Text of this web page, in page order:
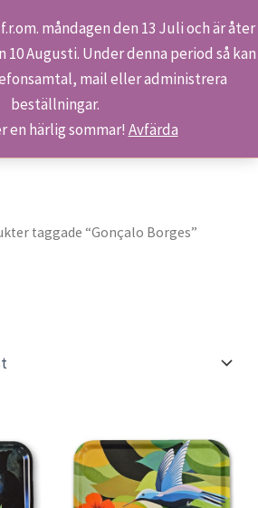
måndagen den 13 Juli och är åter
10 Augusti. Under denna period så kan
mail eller administrera
beställningar.
en härlig sommar! Avfärda
Gonçalo Borges
taggade “Gonçalo Borges”